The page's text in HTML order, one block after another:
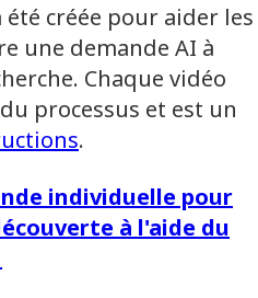
été créée pour aider les
une demande AI à
Chaque vidéo
processus et est un
.
individuelle pour
à l'aide du